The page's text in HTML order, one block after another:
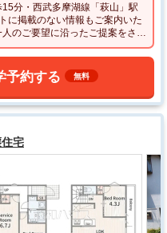
分・西武多摩湖線「萩山」駅
掲載のない情報もご案内いた
のご要望に沿ったご提案をさせ
予約する 無料
宅